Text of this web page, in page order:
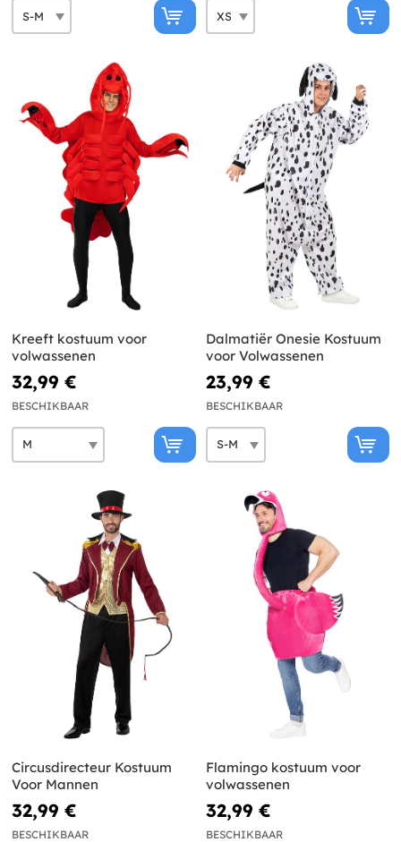
Kreeft kostuum voor
volwassenen
32,99 €
BESCHIKBAAR
Dalmatiër Onesie Kostuum
voor Volwassenen
23,99 €
BESCHIKBAAR
Circusdirecteur Kostuum
Voor Mannen
32,99 €
BESCHIKBAAR
Flamingo kostuum voor
volwassenen
32,99 €
BESCHIKBAAR